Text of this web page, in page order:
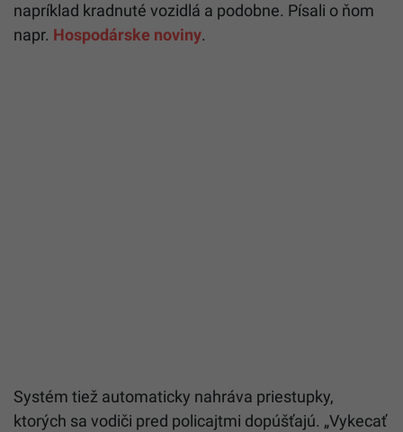
napríklad kradnuté vozidlá a podobne. Písali o ňom
napr. Hospodárske noviny.
Systém tiež automaticky nahráva priestupky,
ktorých sa vodiči pred policajtmi dopúšťajú. „Vykecať